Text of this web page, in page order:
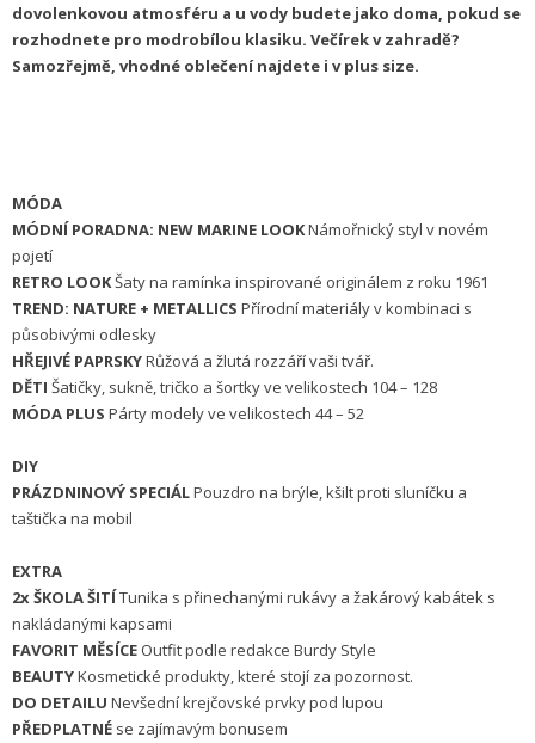
dovolenkovou atmosféru a u vody budete jako doma, pokud se
rozhodnete pro modrobílou klasiku. Večírek v zahradě?
Samozřejmě, vhodné oblečení najdete i v plus size.
MÓDA
MÓDNÍ PORADNA: NEW MARINE LOOKNámořnický styl v novém
pojetí
RETRO LOOKŠaty na ramínka inspirované originálem z roku 1961
TREND: NATURE + METALLICS Přírodní materiály v kombinaci s
působivými odlesky
HŘEJIVÉ PAPRSKYRůžová a žlutá rozzáří vaši tvář.
DĚTI Šatičky, sukně, tričko a šortky ve velikostech 104 – 128
MÓDA PLUS Párty modely ve velikostech 44 – 52
DIY
PRÁZDNINOVÝ SPECIÁLPouzdro na brýle, kšilt proti sluníčku a
taštička na mobil
EXTRA
2x ŠKOLA ŠITÍTunika s přinechanými rukávy a žakárový kabátek s
nakládanými kapsami
FAVORIT MĚSÍCE Outfit podle redakce Burdy Style
BEAUTYKosmetické produkty, které stojí za pozornost.
DO DETAILU Nevšední krejčovské prvky pod lupou
PŘEDPLATNÉ se zajímavým bonusem